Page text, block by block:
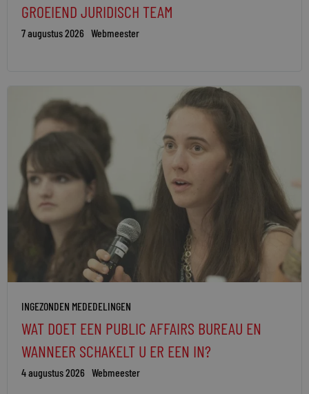
GROEIEND JURIDISCH TEAM
7 augustus 2026 Webmeester
INGEZONDEN MEDEDELINGEN
WAT DOET EEN PUBLIC AFFAIRS BUREAU EN
WANNEER SCHAKELT U ER EEN IN?
4 augustus 2026 Webmeester